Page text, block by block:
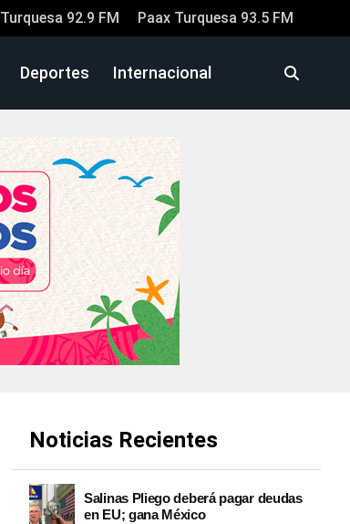
Turquesa 92.9 FM Paax Turquesa 93.5 FM
Deportes Internacional
Noticias Recientes
Salinas Pliego deberá pagar deudas
en EU; gana México